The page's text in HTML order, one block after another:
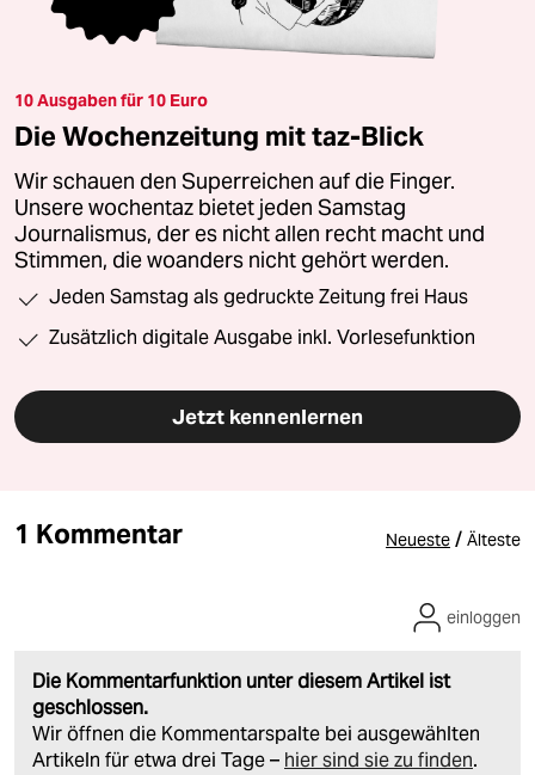
10 Ausgaben für 10 Euro
Die Wochenzeitung mit taz-Blick
Wir schauen den Superreichen auf die Finger.
Unsere wochentaz bietet jeden Samstag
Journalismus, der es nicht allen recht macht und
Stimmen, die woanders nicht gehört werden.
Jeden Samstag als gedruckte Zeitung frei Haus
Zusätzlich digitale Ausgabe inkl. Vorlesefunktion
Jetzt kennenlernen
1 Kommentar Neueste / Älteste
Die Kommentarfunktion unter diesem Artikel ist
geschlossen.
Wir öffnen die Kommentarspalte bei ausgewählten
Artikeln für etwa drei Tage – hier sind sie zu finden.
einloggen